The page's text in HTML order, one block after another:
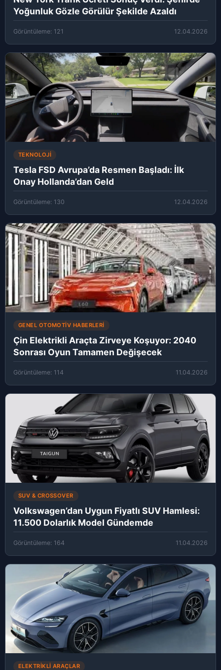
Yoğunluk Gözle Görülür Şekilde Azaldı
Görüntüleme: 121 12.04.2026
TEKNOLOJI
Tesla FSD Avrupa’da Resmen Başladı: İlk
Onay Hollanda’dan Geld
Görüntüleme: 130 12.04.2026
GENEL OTOMOTIV HABERLERI
Çin Elektrikli Araçta Zirveye Koşuyor: 2040
Sonrası Oyun Tamamen Değişecek
Görüntüleme: 114 11.04.2026
SUV & CROSSOVER
Volkswagen’dan Uygun Fiyatlı SUV Hamlesi:
11.500 Dolarlık Model Gündemde
Görüntüleme: 164 11.04.2026
ELEKTRIKLI ARAÇLAR